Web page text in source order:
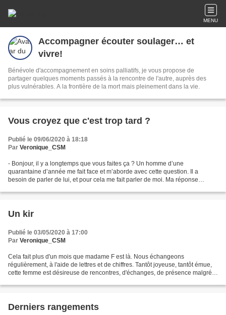
MENU
Accompagner écouter soulager… et
vivre!
Bénévole d'accompagnement en soins palliatifs, je vous propose de
partager quelques moments passés à la rencontre de l'autre, auprès des
plus vulnérables. A la frontière de la mort mais pleinement dans la vie.
Vous croyez que c'est trop tard ?
Publié le 09/06/2020 à 18:18
Par Veronique_CSM
- Bonjour, il y a longtemps que vous faites ça ? Un homme d’une
quarantaine d’année me fait face et m’aborde avec cette question. Il a
besoin de parler de lui, et pour cela me fait parler de moi. Ma réponse
Un kir
Publié le 03/05/2020 à 17:00
Par Veronique_CSM
Cela fait plus d'un mois que madame F est là. Nous échangeons
régulièrement, à l'aide de lettres et de chiffres. Tantôt joyeuse, tantôt émue,
cette femme est désireuse de rencontres, d'échanges, de présence malgré
Derniers rangements